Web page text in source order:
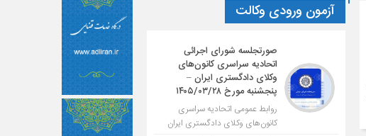
آزمون ورودی وکالت
صورتجلسه شورای اجرائی
اتحادیه سراسری کانون‌های
وکلای دادگستری ایران –
پنجشنبه مورخ ۱۴۰۵/۰۳/۲۸
روابط عمومی اتحادیه سراسری
کانون‌های وکلای دادگستری ایران